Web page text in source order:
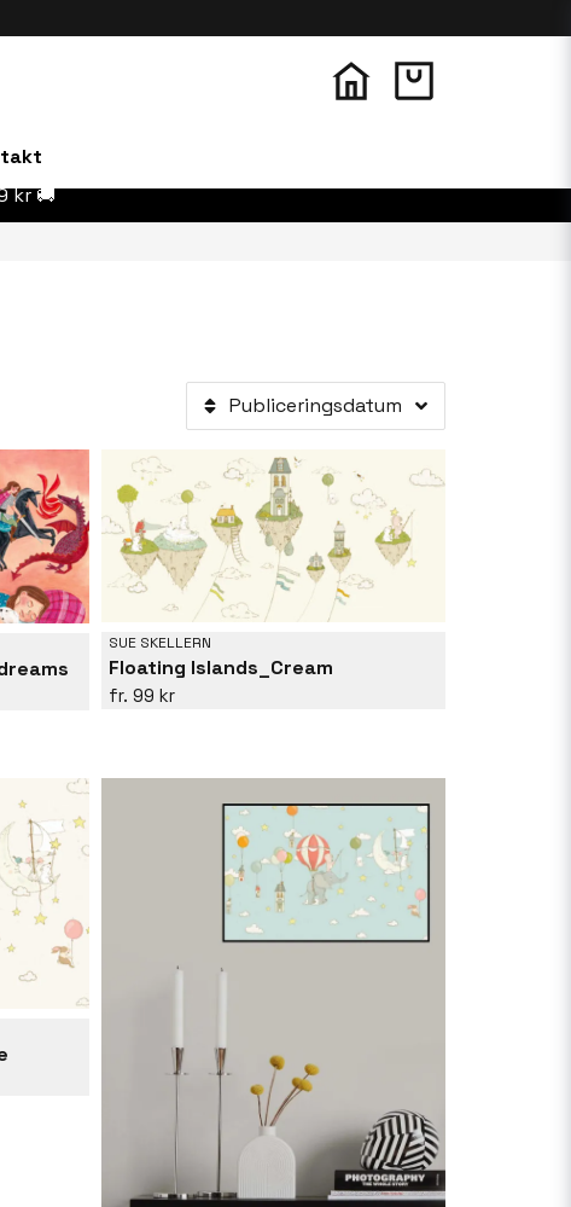
kr 🚚
Publiceringsdatum
SUE SKELLERN
Floating Islands_Cream
99 kr